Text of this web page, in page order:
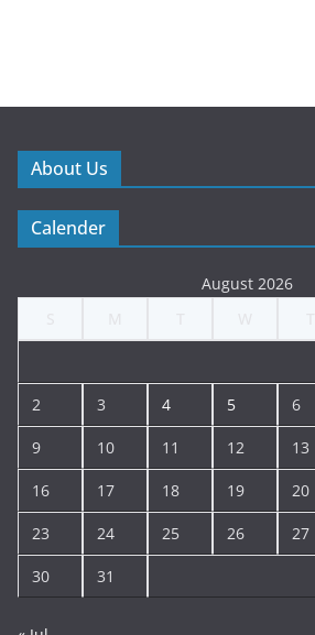
About Us
Calender
August 2026
2 3 4 5 6
9 10 11 12 13
16 17 18 19 20
23 24 25 26 27
30 31